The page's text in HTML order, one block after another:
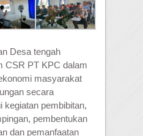
Desa tengah
CSR PT KPC dalam
masyarakat
secara
kegiatan pembibitan,
pembentukan
dan pemanfaatan